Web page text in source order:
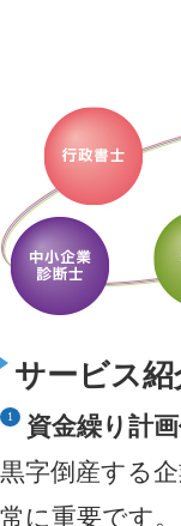
サービス紹
資金繰り計
黒字倒産する
常に重要です。